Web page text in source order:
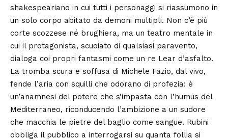
shakespeariano in cui tutti i personaggi si riassumono in
un solo corpo abitato da demoni multipli. Non c’è più
corte scozzese né brughiera, ma un teatro mentale in
cui il protagonista, scuoiato di qualsiasi paravento,
dialoga coi propri fantasmi come un re Lear d’asfalto.
La tromba scura e soffusa di Michele Fazio, dal vivo,
fende l’aria con squilli che odorano di profezia: è
un’anamnesi del potere che s’impasta con l’humus del
Mediterraneo, riconducendo l’ambizione a un sudore
che macchia le pietre del baglio come sangue. Rubini
obbliga il pubblico a interrogarsi su quanta follia si